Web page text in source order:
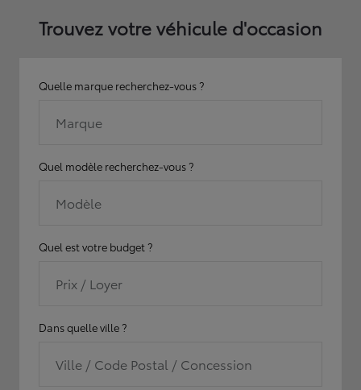
Trouvez votre véhicule d'occasion
Quelle marque recherchez-vous ?
Marque
Quel modèle recherchez-vous ?
Modèle
Quel est votre budget ?
Prix / Loyer
Dans quelle ville ?
Ville / Code Postal / Concession